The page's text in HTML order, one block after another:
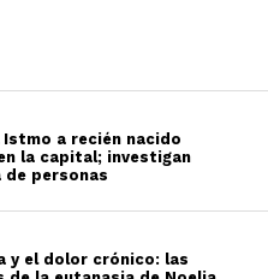
Istmo a recién nacido
la capital; investigan
personas
y el dolor crónico: las